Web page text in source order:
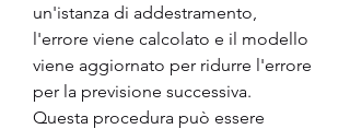
un'istanza di addestramento,
l'errore viene calcolato e il modello
viene aggiornato per ridurre l'errore
per la previsione successiva.
Questa procedura può essere